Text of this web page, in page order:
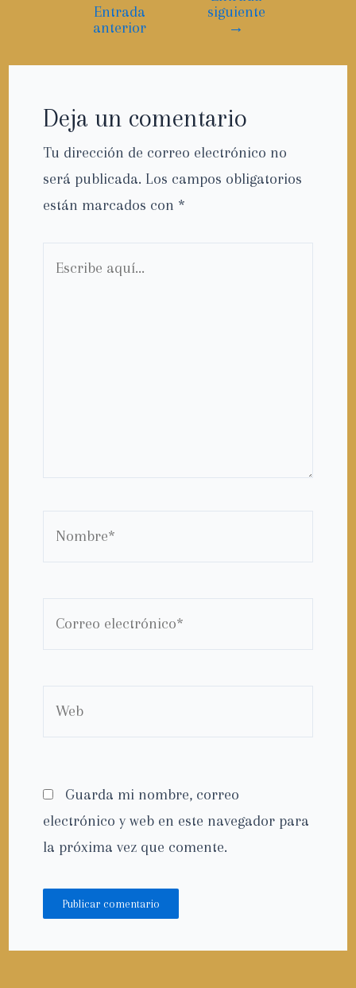
Entrada
anterior
siguiente
→
Deja un comentario
Tu dirección de correo electrónico no
será publicada. Los campos obligatorios
están marcados con *
Guarda mi nombre, correo
electrónico y web en este navegador para
la próxima vez que comente.